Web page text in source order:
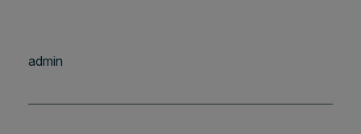
admin